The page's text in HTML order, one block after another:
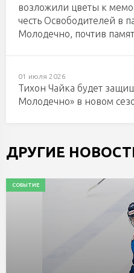
возложили цветы к
честь Освободителей в
Молодечно, почтив
01 июля 2026
Тихон Чайка будет
Молодечно» в новом
ДРУГИЕ
СОБЫТИЕ